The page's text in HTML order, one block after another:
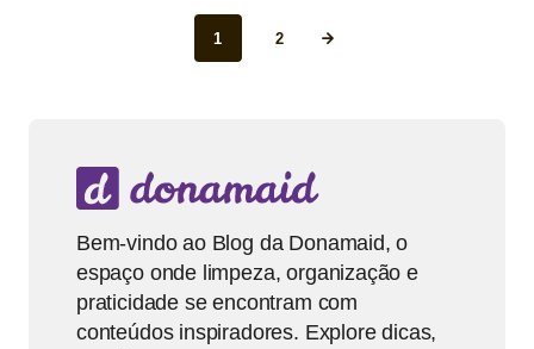
1 2
Bem-vindo ao Blog da Donamaid, o
espaço onde limpeza, organização e
praticidade se encontram com
conteúdos inspiradores. Explore dicas,